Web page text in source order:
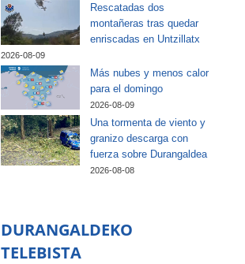
Rescatadas dos
montañeras tras quedar
enriscadas en Untzillatx
2026-08-09
Más nubes y menos calor
para el domingo
2026-08-09
Una tormenta de viento y
granizo descarga con
fuerza sobre Durangaldea
2026-08-08
DURANGALDEKO
TELEBISTA